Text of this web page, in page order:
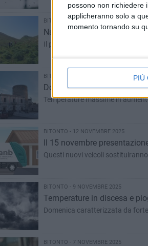
possono non richiedere
applicheranno solo a
momento tornando su
PIÙ
BITONTO - 16 NOVEMBRE 2025
Nasce il MurGeoPark Trail
Il programma completo del 22 e
BITONTO - 16 NOVEMBRE 2025
Domenica con tempo
Temperature massime in
BITONTO - 12 NOVEMBRE 2025
Il 15 novembre
Questi nuovi veicoli
BITONTO - 9 NOVEMBRE 2025
Temperature in discesa e
Domenica caratterizzata da
BITONTO - 7 NOVEMBRE 2025